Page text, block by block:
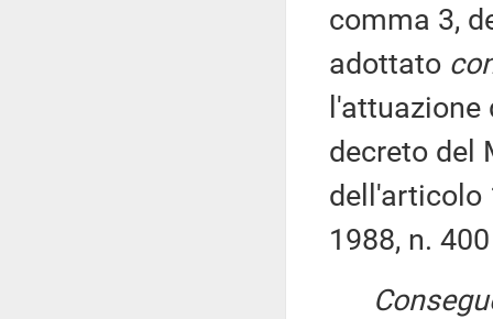
comma 3,
adottato
decreto del
dell'articolo
1988, n. 400